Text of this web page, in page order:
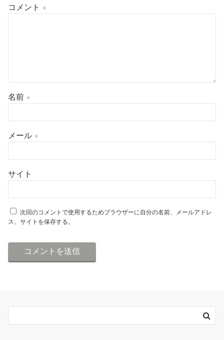
コメント ※
名前 ※
メール ※
サイト
次回のコメントで使用するためブラウザーに自分の名前、メールアドレ
ス、サイトを保存する。